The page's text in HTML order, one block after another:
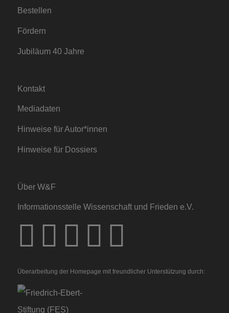
Bestellen
Fördern
Jubiläum 40 Jahre
Kontakt
Mediadaten
Hinweise für Autor*innen
Hinweise für Dossiers
Über W&F
Informationsstelle Wissenschaft und Frieden e.V.
Überarbeitung der Homepage mit freundlicher Unterstützung durch: